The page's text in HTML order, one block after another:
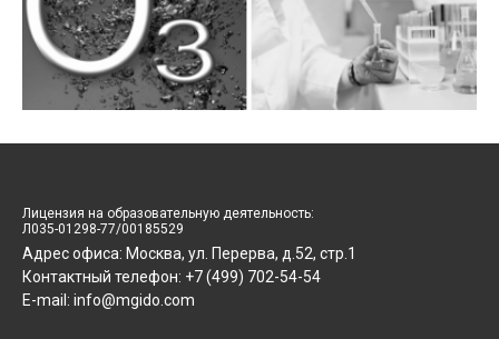
Лицензия на образовательную деятельность:
Л035-01298-77/00185529
Адрес офиса: Москва, ул. Перерва, д.52, стр.1
Контактный телефон: +7 (499) 702-54-54
E-mail: info@mgido.com